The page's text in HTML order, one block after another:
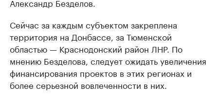
Сейчас за каждым субъектом закреплена
территория на Донбассе, за Тюменской
областью — Краснодонский район ЛНР. По
мнению Безделова, следует ожидать увеличения
финансирования проектов в этих регионах и
более серьезной вовлеченности в них.